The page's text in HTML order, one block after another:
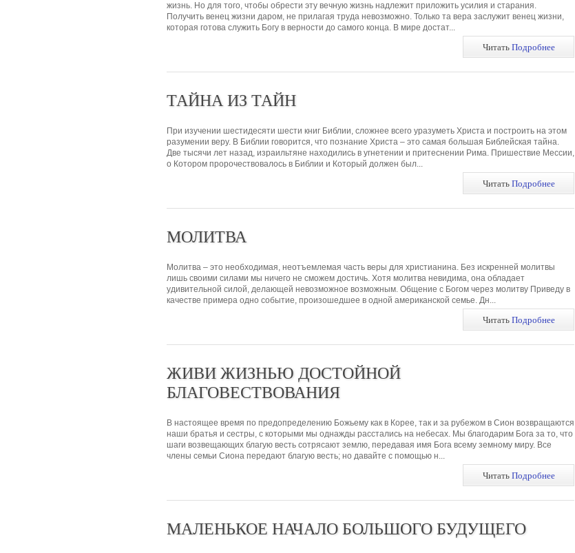
жизнь. Но для того, чтобы обрести эту вечную жизнь надлежит приложить усилия и старания.
Получить венец жизни даром, не прилагая труда невозможно. Только та вера заслужит венец жизни,
которая готова служить Богу в верности до самого конца. В мире достат...
ЧитатьПодробнее
ТАЙНА ИЗ ТАЙН
При изучении шестидесяти шести книг Библии, сложнее всего уразуметь Христа и построить на этом
разумении веру. В Библии говорится, что познание Христа – это самая большая Библейская тайна.
Две тысячи лет назад, израильтяне находились в угнетении и притеснении Рима. Пришествие Мессии,
о Котором пророчествовалось в Библии и Который должен был...
ЧитатьПодробнее
МОЛИТВА
Молитва – это необходимая, неотъемлемая часть веры для христианина. Без искренней молитвы
лишь своими силами мы ничего не сможем достичь. Хотя молитва невидима, она обладает
удивительной силой, делающей невозможное возможным. Общение с Богом через молитву Приведу в
качестве примера одно событие, произошедшее в одной американской семье. Дн...
ЧитатьПодробнее
ЖИВИ ЖИЗНЬЮ ДОСТОЙНОЙ
БЛАГОВЕСТВОВАНИЯ
В настоящее время по предопределению Божьему как в Корее, так и за рубежом в Сион возвращаются
наши братья и сестры, с которыми мы однажды расстались на небесах. Мы благодарим Бога за то, что
шаги возвещающих благую весть сотрясают землю, передавая имя Бога всему земному миру. Все
члены семьи Сиона передают благую весть; но давайте с помощью н...
ЧитатьПодробнее
МАЛЕНЬКОЕ НАЧАЛО БОЛЬШОГО БУДУЩЕГО